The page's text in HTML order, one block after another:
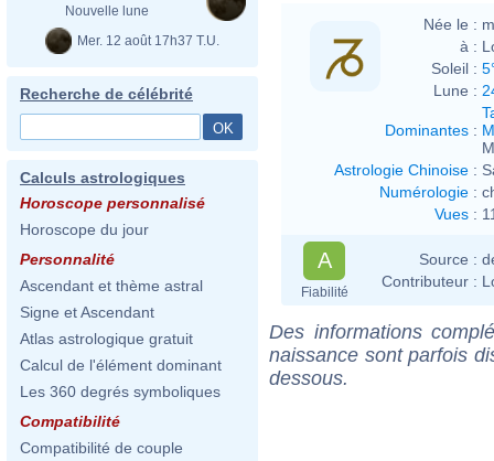
Nouvelle lune
Mer. 12 août 17h37 T.U.
Recherche de célébrité
Calculs astrologiques
Horoscope personnalisé
Horoscope du jour
Personnalité
Ascendant et thème astral
Signe et Ascendant
Atlas astrologique gratuit
Calcul de l'élément dominant
Les 360 degrés symboliques
Compatibilité
Compatibilité de couple
Née le :
à :
Soleil :
Lune :
Dominantes :
Astrologie Chinoise :
Numérologie :
Vues :
A
Fiabilité
Source :
Contributeur :
Des informations
naissance sont parfois
dessous.